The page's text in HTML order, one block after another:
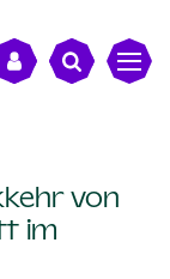
von
im